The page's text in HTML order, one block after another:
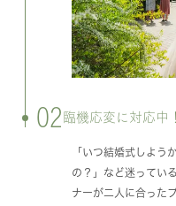
02 臨機応変に対応中！
「いつ結婚式しよう
の？」など迷ってい
ナーが二人に合った